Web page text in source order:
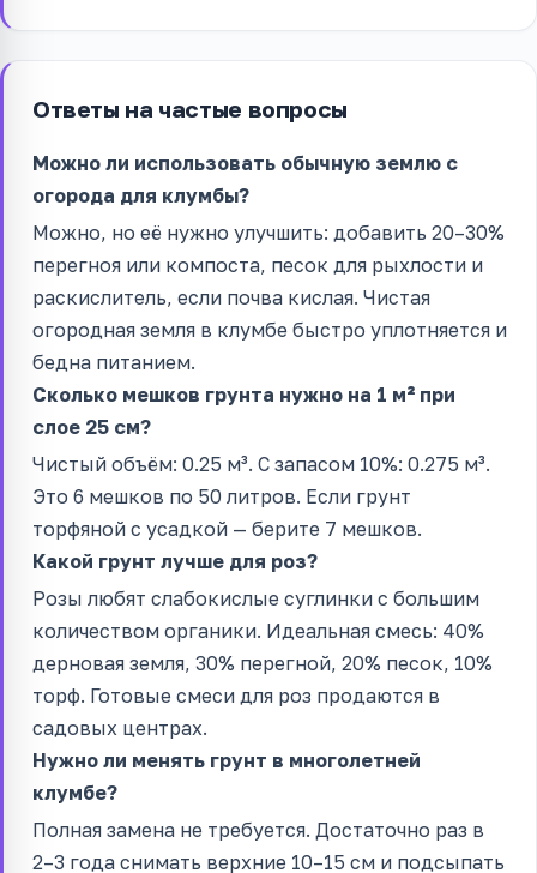
Ответы на частые вопросы
Можно ли использовать обычную землю с
огорода для клумбы?
Можно, но её нужно улучшить: добавить 20–30%
перегноя или компоста, песок для рыхлости и
раскислитель, если почва кислая. Чистая
огородная земля в клумбе быстро уплотняется и
бедна питанием.
Сколько мешков грунта нужно на 1 м² при
слое 25 см?
Чистый объём: 0.25 м³. С запасом 10%: 0.275 м³.
Это 6 мешков по 50 литров. Если грунт
торфяной с усадкой — берите 7 мешков.
Какой грунт лучше для роз?
Розы любят слабокислые суглинки с большим
количеством органики. Идеальная смесь: 40%
дерновая земля, 30% перегной, 20% песок, 10%
торф. Готовые смеси для роз продаются в
садовых центрах.
Нужно ли менять грунт в многолетней
клумбе?
Полная замена не требуется. Достаточно раз в
2–3 года снимать верхние 10–15 см и подсыпать